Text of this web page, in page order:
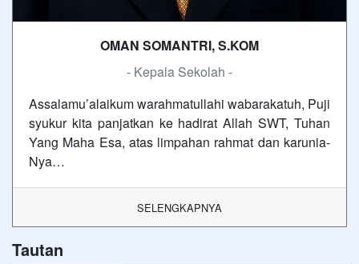
OMAN SOMANTRI, S.KOM
- Kepala Sekolah -
Assalamu’alaikum warahmatullahi wabarakatuh, Puji
syukur kita panjatkan ke hadirat Allah SWT, Tuhan
Yang Maha Esa, atas limpahan rahmat dan karunia-
Nya…
SELENGKAPNYA
Tautan